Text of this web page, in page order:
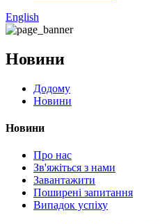
English
Новини
Додому
Новини
Новини
Про нас
Зв'яжіться з нами
Завантажити
Поширені запитання
Випадок успіху